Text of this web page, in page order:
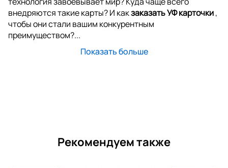
внедряются такие карты? И какзаказать УФ карточки,
чтобы они стали вашим конкурентным
преимуществом?...
Показать больше
Рекомендуем также